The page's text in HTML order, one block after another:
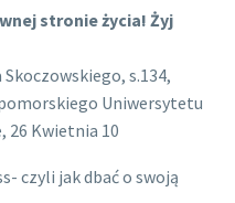
stronie życia! Żyj
s.134,
Uniwersytetu
26 Kwietnia 10
czyli jak dbać o swoją